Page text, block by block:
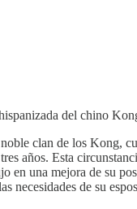
del chino
clan de los Kong,
años. Esta
en una mejora de su
necesidades de su